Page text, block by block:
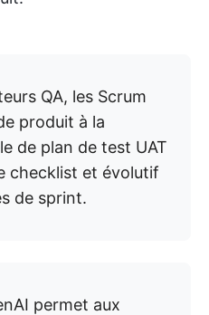
QA, les Scrum
produit à la
de plan de test UAT
checklist et évolutif
de sprint.
permet aux